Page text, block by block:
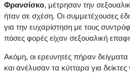
Φρανσίσκο, μέτρησαν την
ήταν σε σχέση. Οι συμμετέχουσες
για την ευχαρίστηση με τους
πόσες φορές είχαν σεξουαλική
Ακόμη, οι ερευνητές πήραν δείγματα
και ανέλυσαν τα κύτταρα για